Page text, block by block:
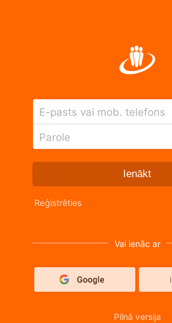
E-pasts vai mob. telefons
Parole
Ienākt
Reģistrēties
Vai ienāc ar
Pilnā versija